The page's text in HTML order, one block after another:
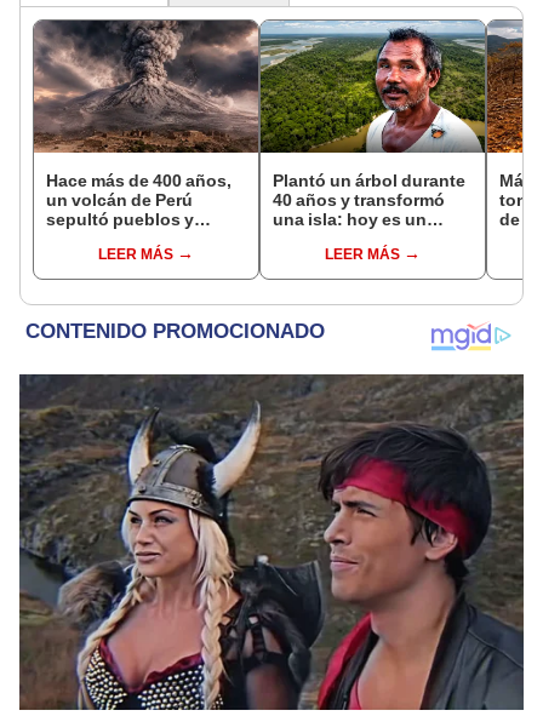
Hace más de 400 años,
un volcán de Perú
sepultó pueblos y
veranos más fríos de la
historia: sigue bajo
LEER MÁS
Plantó un árbol durante
40 años y transformó
una isla: hoy es un
más grande que el
Parque de las Leyendas
LEER MÁS
Más
de
el